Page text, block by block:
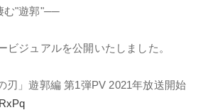
む"遊郭"──
ビジュアルを公開いたしました。
刃」遊郭編 第1弾PV 2021年放送開始